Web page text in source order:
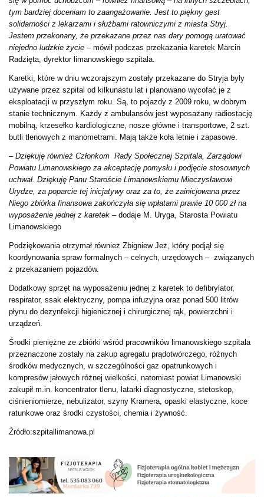
tym bardziej doceniam to zaangażowanie. Jest to piękny gest
solidarności z lekarzami i służbami ratowniczymi z miasta Stryj.
Jestem przekonany, że przekazane przez nas dary pomogą uratować
niejedno ludzkie życie – mówił podczas przekazania karetek Marcin
Radzięta, dyrektor limanowskiego szpitala.
Karetki, które w dniu wczorajszym zostały przekazane do Stryja były
używane przez szpital od kilkunastu lat i planowano wycofać je z
eksploatacji w przyszłym roku. Są, to pojazdy z 2009 roku, w dobrym
stanie technicznym. Każdy z ambulansów jest wyposażany radiostację
mobilną, krzesełko kardiologiczne, nosze główne i transportowe, 2 szt.
butli tlenowych z manometrami. Mają także koła letnie i zapasowe.
– Dziękuję również Członkom Rady Społecznej Szpitala, Zarządowi
Powiatu Limanowskiego za akceptację pomysłu i podjęcie stosownych
uchwał. Dziękuję Panu Staroście Limanowskiemu Mieczysławowi
Urydze, za poparcie tej inicjatywy oraz za to, że zainicjowana przez
Niego zbiórka finansowa zakończyła się wpłatami prawie 10 000 zł na
wyposażenie jednej z karetek – dodaje M. Uryga, Starosta Powiatu
Limanowskiego
Podziękowania otrzymał również Zbigniew Jeż, który podjął się
koordynowania spraw formalnych – celnych, urzędowych – związanych
z przekazaniem pojazdów.
Dodatkowy sprzęt na wyposażeniu jednej z karetek to defibrylator,
respirator, ssak elektryczny, pompa infuzyjna oraz ponad 500 litrów
płynu do dezynfekcji higienicznej i chirurgicznej rąk, powierzchni i
urządzeń.
Środki pieniężne ze zbiórki wśród pracowników limanowskiego szpitala
przeznaczone zostały na zakup agregatu prądotwórczego, różnych
środków medycznych, w szczególności gaz opatrunkowych i
kompresów jałowych różnej wielkości, natomiast powiat Limanowski
zakupił m.in. koncentrator tlenu, latarki diagnostyczne, stetoskop,
ciśnieniomierze, nebulizator, szyny Kramera, opaski elastyczne, koce
ratunkowe oraz środki czystości, chemia i żywność.
Źródło:szpitallimanowa.pl